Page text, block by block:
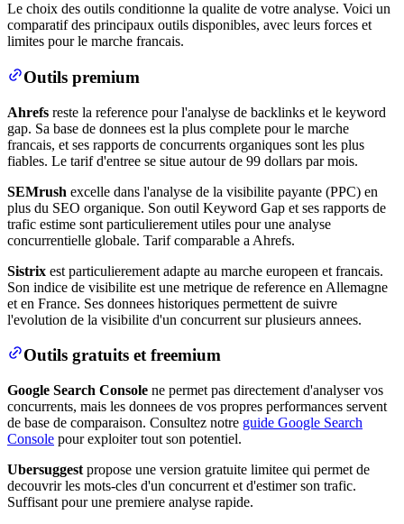
Le choix des outils conditionne la qualite de votre analyse. Voici un
comparatif des principaux outils disponibles, avec leurs forces et
limites pour le marche francais.
Outils premium
Ahrefs reste la reference pour l'analyse de backlinks et le keyword
gap. Sa base de donnees est la plus complete pour le marche
francais, et ses rapports de concurrents organiques sont les plus
fiables. Le tarif d'entree se situe autour de 99 dollars par mois.
SEMrush excelle dans l'analyse de la visibilite payante (PPC) en
plus du SEO organique. Son outil Keyword Gap et ses rapports de
trafic estime sont particulierement utiles pour une analyse
concurrentielle globale. Tarif comparable a Ahrefs.
Sistrix est particulierement adapte au marche europeen et francais.
Son indice de visibilite est une metrique de reference en Allemagne
et en France. Ses donnees historiques permettent de suivre
l'evolution de la visibilite d'un concurrent sur plusieurs annees.
Outils gratuits et freemium
Google Search Console ne permet pas directement d'analyser vos
concurrents, mais les donnees de vos propres performances servent
de base de comparaison. Consultez notre guide Google Search
Console pour exploiter tout son potentiel.
Ubersuggest propose une version gratuite limitee qui permet de
decouvrir les mots-cles d'un concurrent et d'estimer son trafic.
Suffisant pour une premiere analyse rapide.